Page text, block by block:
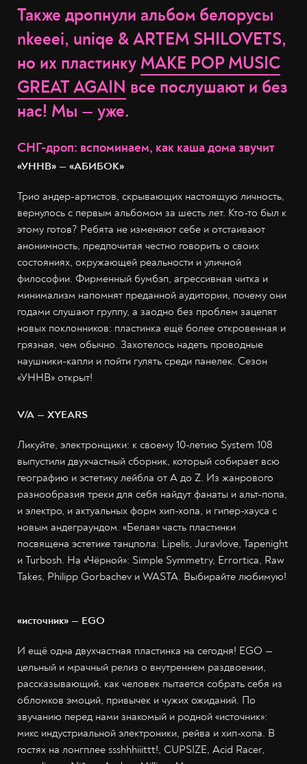
Также дропнули альбом белорусы
nkeeei, uniqe & ARTEM SHILOVETS,
но их пластинку MAKE POP MUSIC
GREAT AGAIN все послушают и без
нас! Мы — уже.
СНГ-дроп: вспоминаем, как каша дома звучит
«УННВ» — «АБИБОК»
Трио андер-артистов, скрывающих настоящую личность,
вернулось с первым альбомом за шесть лет. Кто-то был к
этому готов? Ребята не изменяют себе и отстаивают
анонимность, предпочитая честно говорить о своих
состояниях, окружающей реальности и уличной
философии. Фирменный бумбэп, агрессивная читка и
минимализм напомнят преданной аудитории, почему они
годами слушают группу, а заодно без проблем зацепят
новых поклонников: пластинка ещё более откровенная и
грязная, чем обычно. Захотелось надеть проводные
наушники-капли и пойти гулять среди панелек. Сезон
«УННВ» открыт!
V/A — XYEARS
Ликуйте, электронщики: к своему 10-летию System 108
выпустили двухчастный сборник, который собирает всю
географию и эстетику лейбла от A до Z. Из жанрового
разнообразия треки для себя найдут фанаты и альт-попа,
и электро, и актуальных форм хип-хопа, и гипер-хауса с
новым андеграундом. «Белая» часть пластинки
посвящена эстетике танцпола: Lipelis, Juravlove, Tapenight
и Turbosh. На «Чёрной»: Simple Symmetry, Errortica, Raw
Takes, Philipp Gorbachev и WASTA. Выбирайте любимую!
«источник» — EGO
И ещё одна двухчастная пластинка на сегодня! EGО —
цельный и мрачный релиз о внутреннем раздвоении,
рассказывающий, как человек пытается собрать себя из
обломков эмоций, привычек и чужих ожиданий. По
звучанию перед нами знакомый и родной «источник»:
микс индустриальной электроники, рейва и хип-хопа. В
гостях на лонгплее ssshhhiiittt!, CUPSIZE, Acid Racer,